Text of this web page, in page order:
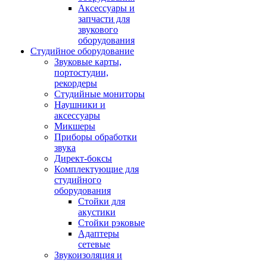
Аксессуары и
запчасти для
звукового
оборудования
Студийное оборудование
Звуковые карты,
портостудии,
рекордеры
Студийные мониторы
Наушники и
аксессуары
Микшеры
Приборы обработки
звука
Директ-боксы
Комплектующие для
студийного
оборудования
Стойки для
акустики
Стойки рэковые
Адаптеры
сетевые
Звукоизоляция и